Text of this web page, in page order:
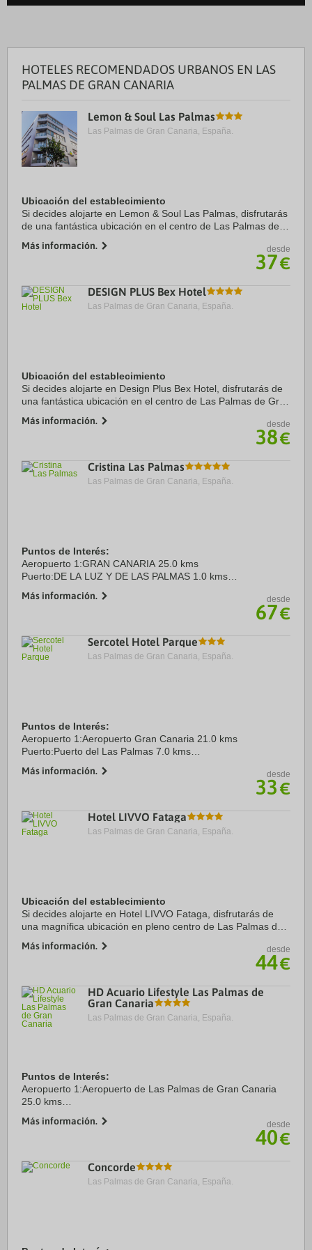
HOTELES RECOMENDADOS URBANOS EN LAS
PALMAS DE GRAN CANARIA
Lemon & Soul Las Palmas
Las Palmas de Gran Canaria, España.
Ubicación del establecimiento
Si decides alojarte en Lemon & Soul Las Palmas, disfrutarás
de una fantástica ubicación en el centro de Las Palmas de
3 min a pie de Parque de ...
Más información. desde
37€
DESIGN PLUS Bex Hotel
Las Palmas de Gran Canaria, España.
Ubicación del establecimiento
Si decides alojarte en Design Plus Bex Hotel, disfrutarás de
una fantástica ubicación en el centro de Las Palmas de Gran
8 min a pie de Playa Las ...
Más información. desde
38€
Cristina Las Palmas
Las Palmas de Gran Canaria, España.
Puntos de Interés:
Aeropuerto 1:GRAN CANARIA 25.0 kms
Puerto:DE LA LUZ Y DE LAS PALMAS 1.0 kms
Recinto ferial 1:INFECAR 7.0 kms
Más información. desde
67€
Sercotel Hotel Parque
Las Palmas de Gran Canaria, España.
Puntos de Interés:
Aeropuerto 1:Aeropuerto Gran Canaria 21.0 kms
Puerto:Puerto del Las Palmas 7.0 kms
Recinto ferial 1:Infecar 7.3 kms
Más información. desde
33€
Hotel LIVVO Fataga
Las Palmas de Gran Canaria, España.
Ubicación del establecimiento
Si decides alojarte en Hotel LIVVO Fataga, disfrutarás de
una magnífica ubicación en pleno centro de Las Palmas de
Canteras y Parque de Santa Catalina. ...
Más información. desde
44€
HD Acuario Lifestyle Las Palmas de
Gran Canaria
Las Palmas de Gran Canaria, España.
Puntos de Interés:
Aeropuerto 1:Aeropuerto de Las Palmas de Gran Canaria
25.0 kms
Centro Ciudad:Las Palmas de Gran Canaria 1.0 kms
Más información. desde
40€
Concorde
Las Palmas de Gran Canaria, España.